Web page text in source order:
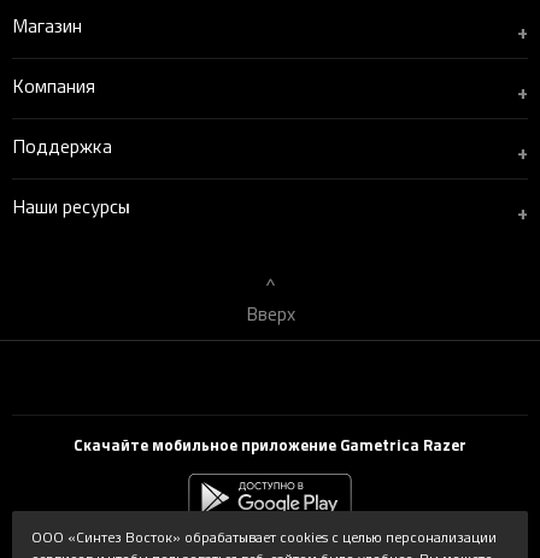
Магазин +
Компания +
Поддержка +
Наши ресурсы +
Вверх
Скачайте мобильное приложение Gametrica Razer
ООО «Синтез Восток» обрабатывает cookies с целью персонализации